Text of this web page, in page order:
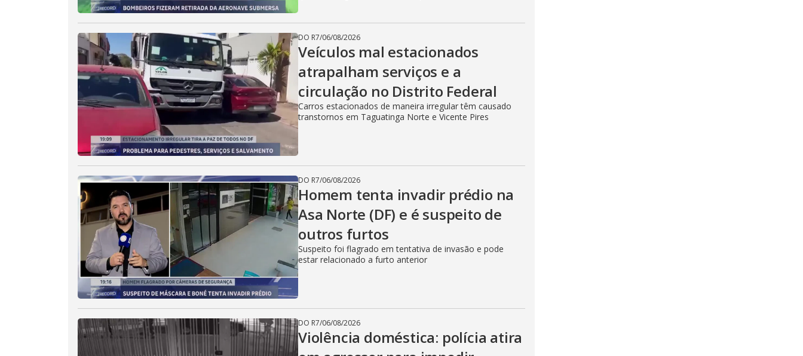
DO R7/06/08/2026
Veículos mal estacionados
atrapalham serviços e a
circulação no Distrito Federal
Carros estacionados de maneira irregular têm causado
transtornos em Taguatinga Norte e Vicente Pires
DO R7/06/08/2026
Homem tenta invadir prédio na
Asa Norte (DF) e é suspeito de
outros furtos
Suspeito foi flagrado em tentativa de invasão e pode
estar relacionado a furto anterior
DO R7/06/08/2026
Violência doméstica: polícia atira